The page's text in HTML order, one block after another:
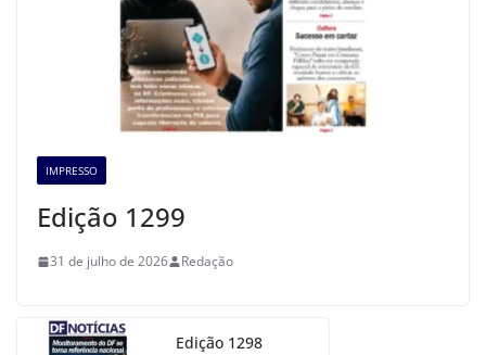
IMPRESSO
Edição 1299
31 de julho de 2026 Redação
Edição 1298